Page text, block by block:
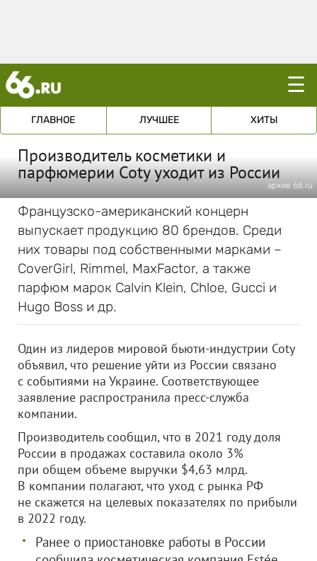
☰
ГЛАВНОЕ ЛУЧШЕЕ ХИТЫ
Производитель косметики и
парфюмерии Coty уходит из России
архив 66.ru
Французско-американский концерн
выпускает продукцию 80 брендов. Среди
них товары под собственными марками –
CoverGirl, Rimmel, MaxFactor, а также
парфюм марок Calvin Klein, Chloe, Gucci и
Hugo Boss и др.
Один из лидеров мировой бьюти-индустрии Coty
объявил, что решение уйти из России связано
с событиями на Украине. Соответствующее
заявление распространила пресс-служба
компании.
Производитель сообщил, что в 2021 году доля
России в продажах составила около 3%
при общем объеме выручки $4,63 млрд.
В компании полагают, что уход с рынка РФ
не скажется на целевых показателях по прибыли
в 2022 году.
Ранее о приостановке работы в России